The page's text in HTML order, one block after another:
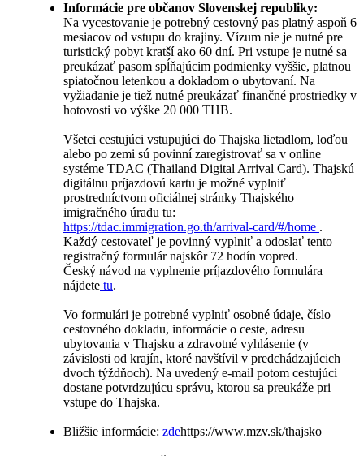
Informácie pre občanov Slovenskej republiky:
Na vycestovanie je potrebný cestovný pas platný aspoň 6
mesiacov od vstupu do krajiny. Vízum nie je nutné pre
turistický pobyt kratší ako 60 dní. Pri vstupe je nutné sa
preukázať pasom spĺňajúcim podmienky vyššie, platnou
spiatočnou letenkou a dokladom o ubytovaní. Na
vyžiadanie je tiež nutné preukázať finančné prostriedky v
hotovosti vo výške 20 000 THB.
Všetci cestujúci vstupujúci do Thajska lietadlom, loďou
alebo po zemi sú povinní zaregistrovať sa v online
systéme TDAC (Thailand Digital Arrival Card). Thajskú
digitálnu príjazdovú kartu je možné vyplniť
prostredníctvom oficiálnej stránky Thajského
imigračného úradu tu:
https://tdac.immigration.go.th/arrival-card/#/home .
Každý cestovateľ je povinný vyplniť a odoslať tento
registračný formulár najskôr 72 hodín vopred.
Český návod na vyplnenie príjazdového formulára
nájdete tu.
Vo formulári je potrebné vyplniť osobné údaje, číslo
cestovného dokladu, informácie o ceste, adresu
ubytovania v Thajsku a zdravotné vyhlásenie (v
závislosti od krajín, ktoré navštívil v predchádzajúcich
dvoch týždňoch). Na uvedený e-mail potom cestujúci
dostane potvrdzujúcu správu, ktorou sa preukáže pri
vstupe do Thajska.
Bližšie informácie: zdehttps://www.mzv.sk/thajsko